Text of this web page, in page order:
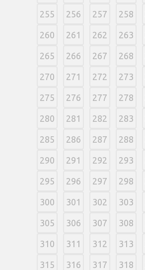
255 256 257 258
260 261 262 263
265 266 267 268
270 271 272 273
275 276 277 278
280 281 282 283
285 286 287 288
290 291 292 293
295 296 297 298
300 301 302 303
305 306 307 308
310 311 312 313
315 316 317 318